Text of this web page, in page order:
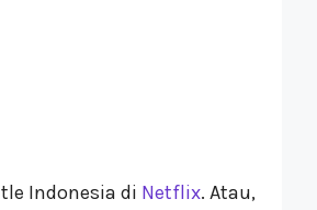
Indonesia di Netflix. Atau,